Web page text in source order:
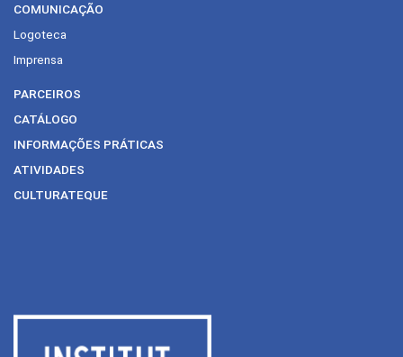
COMUNICAÇÃO
Logoteca
Imprensa
PARCEIROS
CATÁLOGO
INFORMAÇÕES PRÁTICAS
ATIVIDADES
CULTURATEQUE